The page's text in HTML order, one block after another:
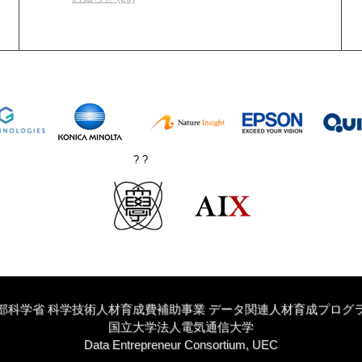
? ?
科学省 科学技術人材育成費補助事業 データ関連人材育成プログ
国立大学法人電気通信大学
Data Entrepreneur Consortium, UEC